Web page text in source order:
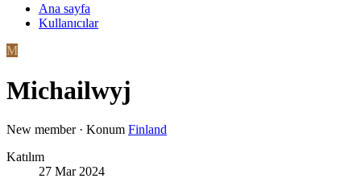
Ana sayfa
Kullanıcılar
M
Michailwyj
New member · Konum Finland
Katılım
27 Mar 2024